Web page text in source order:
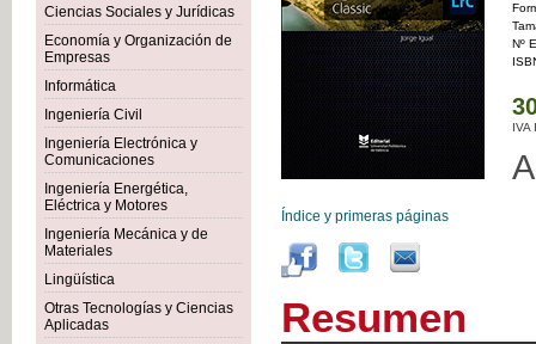
Ciencias Sociales y Jurídicas
Economía y Organización de
Empresas
Informática
Ingeniería Civil
Ingeniería Electrónica y
Comunicaciones
Ingeniería Energética,
Eléctrica y Motores
Ingeniería Mecánica y de
Materiales
Lingüística
Otras Tecnologías y Ciencias
Aplicadas
Índice y primeras páginas
Nº
IVA
Resumen